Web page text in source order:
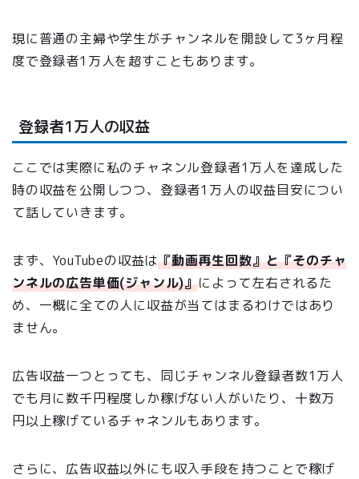
現に普通の主婦や学生がチャンネルを開設して3ヶ月程
度で登録者1万人を超すこともあります。
登録者1万人の収益
ここでは実際に私のチャネンル登録者1万人を達成した
時の収益を公開しつつ、登録者1万人の収益目安につい
て話していきます。
まず、YouTubeの収益は『動画再生回数』と『そのチャ
ンネルの広告単価(ジャンル)』によって左右されるた
め、一概に全ての人に収益が当てはまるわけではあり
ません。
広告収益一つとっても、同じチャンネル登録者数1万人
でも月に数千円程度しか稼げない人がいたり、十数万
円以上稼げているチャネンルもあります。
さらに、広告収益以外にも収入手段を持つことで稼げ